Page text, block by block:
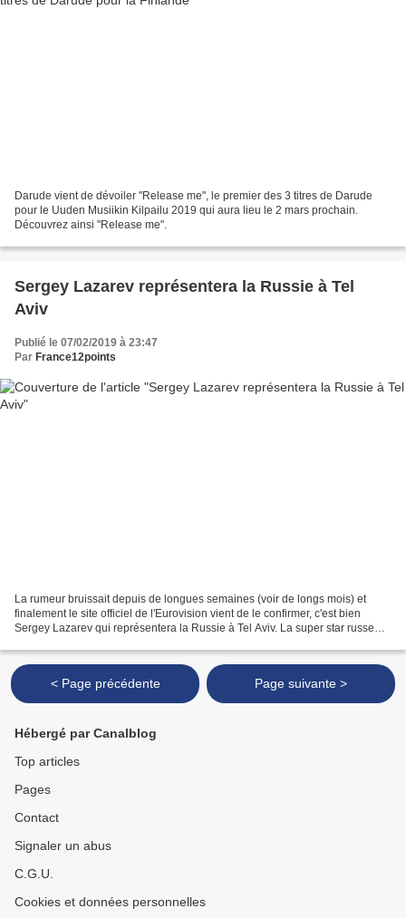
Darude vient de dévoiler "Release me", le premier des 3 titres de Darude
pour le Uuden Musiikin Kilpailu 2019 qui aura lieu le 2 mars prochain.
Découvrez ainsi "Release me".
Sergey Lazarev représentera la Russie à Tel
Aviv
Publié le 07/02/2019 à 23:47
Par France12points
La rumeur bruissait depuis de longues semaines (voir de longs mois) et
finalement le site officiel de l'Eurovision vient de le confirmer, c'est bien
Sergey Lazarev qui représentera la Russie à Tel Aviv. La super star russe
< Page précédente Page suivante >
Hébergé par Canalblog
Top articles
Pages
Contact
Signaler un abus
C.G.U.
Cookies et données personnelles